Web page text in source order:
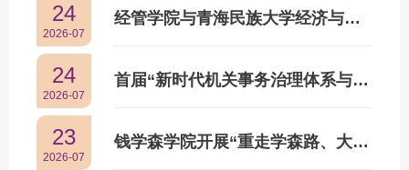
24
2026-07
经管学院与青海民族大学经济与管理学院在贵德县共建实践育人基地和国情调研青年工作站
24
2026-07
首届“新时代机关事务治理体系与治理能力现代化研讨会”举行
23
2026-07
钱学森学院开展“重走学森路、大院大所行”暑期研学实践活动